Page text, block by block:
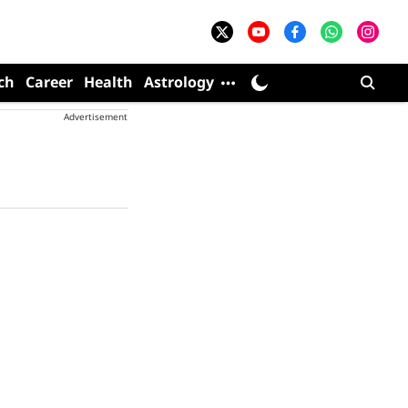
Career Health Astrology
Advertisement